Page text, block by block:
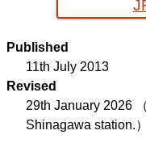
楽天市場
Published
11th July 2013
Revised
29th January 2026
Shinagawa station.）